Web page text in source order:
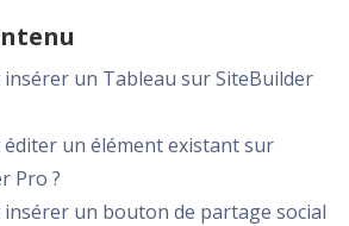
insérer un Tableau sur SiteBuilder
éditer un élément existant sur
Pro ?
insérer un bouton de partage social